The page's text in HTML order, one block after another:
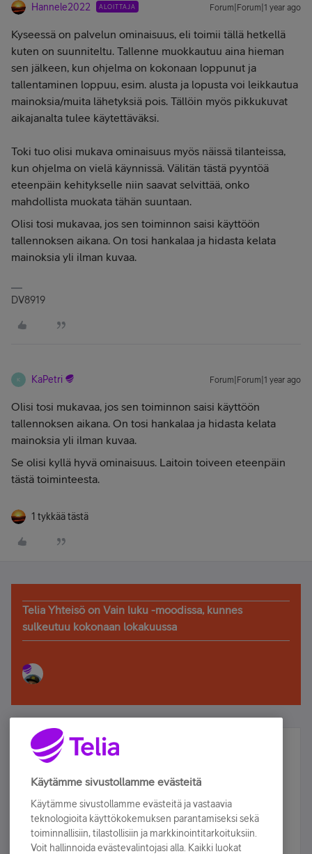
Hannele2022 ALOITTAJA Forum|Forum|1 year ago
Kyseessä on palvelun ominaisuus, eli toimii tällä hetkellä
kuten on suunniteltu. Tallenne muokkautuu aina hieman
sen jälkeen, kun ohjelma on kokonaan loppunut ja
tallentaminen loppuu, esim. alusta ja lopusta voi leikkautua
mainoksia/muita lähetyksiä pois. Tällöin myös pikkukuvat
aikajanalta tulee käytettäväksi.
Toki tuo olisi mukava ominaisuus myös näissä tilanteissa,
kun ohjelma on vielä käynnissä. Välitän tästä pyyntöä
eteenpäin kehitykselle niin saavat selvittää, onko
mahdollista muokata tähän suuntaan.
Olisi tosi mukavaa, jos sen toiminnon saisi käyttöön
tallennoksen aikana. On tosi hankalaa ja hidasta kelata
mainoksia yli ilman kuvaa.
DV8919
K KaPetri Forum|Forum|1 year ago
Olisi tosi mukavaa, jos sen toiminnon saisi käyttöön
tallennoksen aikana. On tosi hankalaa ja hidasta kelata
mainoksia yli ilman kuvaa.
Se olisi kyllä hyvä ominaisuus. Laitoin toiveen eteenpäin
tästä toiminteesta.
1 tykkää tästä
Telia Yhteisö on Vain luku -moodissa, kunnes
sulkeutuu kokonaan lokakuussa
Älä jää paitsi – osallistu ja voita!
Tilaa Telian uutiskirje ja olet mukana arvonnassa.
sähköpostiisi.
Tilaa nyt
Käytämme sivustollamme evästeitä
Käytämme sivustollamme evästeitä ja vastaavia
teknologioita käyttökokemuksen parantamiseksi sekä
toiminnallisiin, tilastollisiin ja markkinointitarkoituksiin.
Voit hallinnoida evästevalintojasi alla. Kaikki luokat